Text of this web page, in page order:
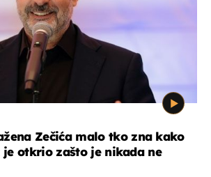
Zečića malo tko zna kako
je otkrio zašto je nikada ne